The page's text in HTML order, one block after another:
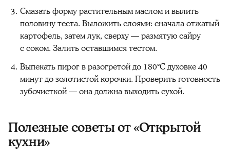
Смазать форму растительным маслом и вылить
половину теста. Выложить слоями: сначала отжатый
картофель, затем лук, сверху — размятую сайру
с соком. Залить оставшимся тестом.
Выпекать пирог в разогретой до 180°C духовке 40
минут до золотистой корочки. Проверить готовность
зубочисткой — она должна выходить сухой.
Полезные советы от «Открытой
кухни»‎